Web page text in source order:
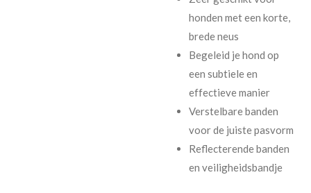
honden met een korte,
brede neus
Begeleid je hond op
een subtiele en
effectieve manier
Verstelbare banden
voor de juiste pasvorm
Reflecterende banden
en veiligheidsbandje